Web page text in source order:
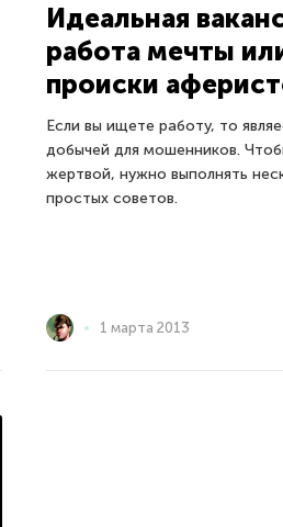
Идеальная
работа мечты
происки
Если вы ищете работу, то
добычей для мошенников.
жертвой, нужно выполнять
простых советов.
1 марта 2013